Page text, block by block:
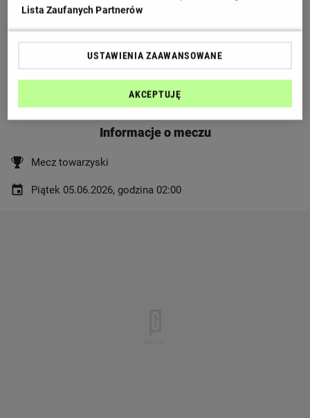
(73') za J. Vasquez
O. Pineda
(73') za R. Alvarado
V. Kostov
(75') za V. Djurdjevic
K. Nedeljković
(79') za V. Lucic
(79') za S. Eraković
Informacje o meczu
Mecz towarzyski
Piątek 05.06.2026, godzina 02:00
Lista Zaufanych Partnerów
USTAWIENIA ZAAWANSOWANE
AKCEPTUJĘ